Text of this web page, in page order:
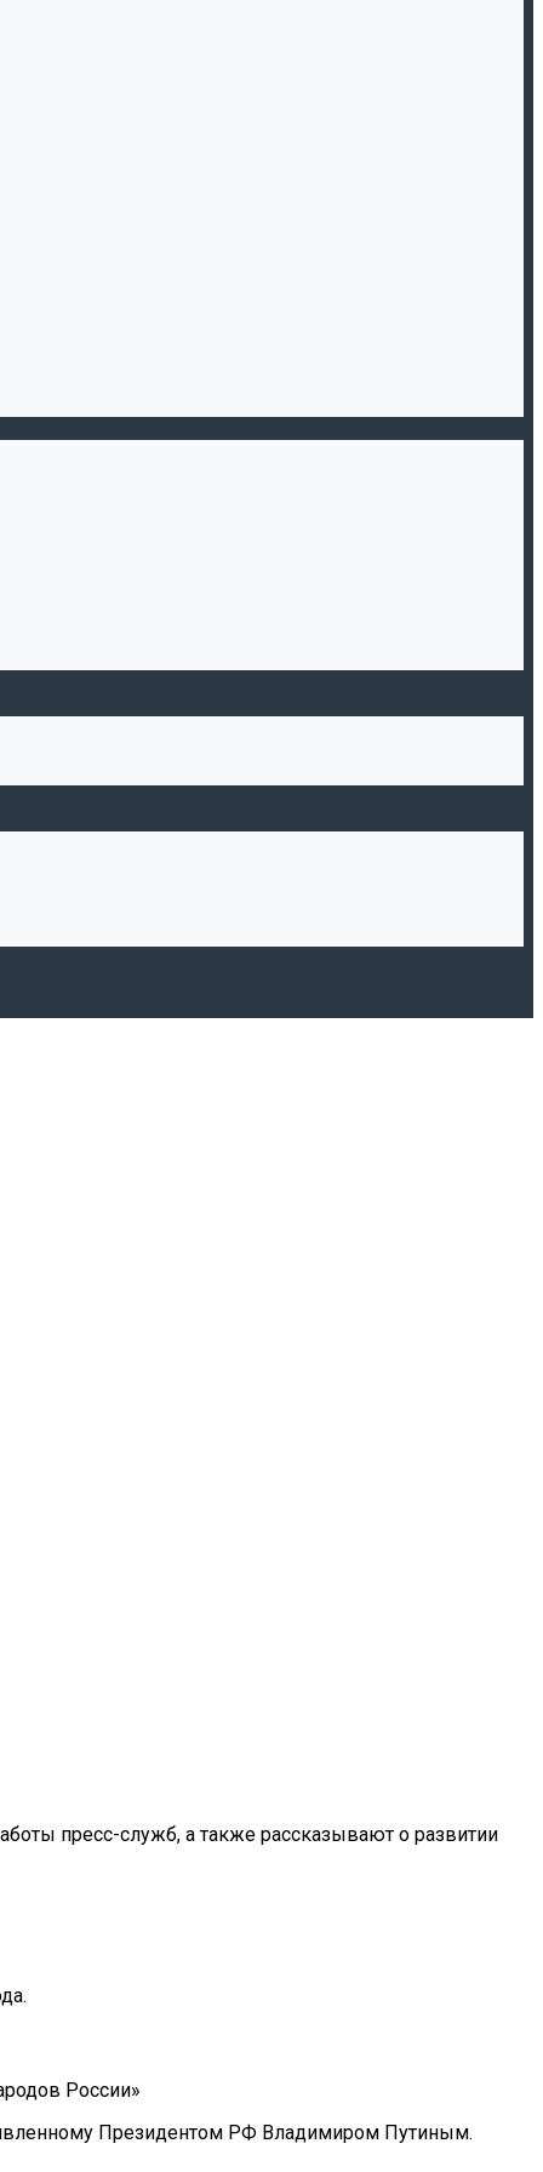
пресс-служб, а также рассказывают о развитии
России»
Президентом РФ Владимиром Путиным.